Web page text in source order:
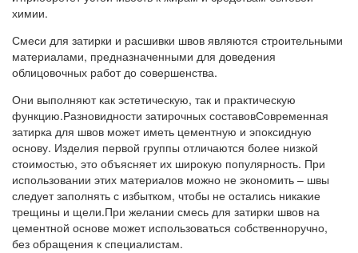
химии.
Смеси для затирки и расшивки швов являются строительными
материалами, предназначенными для доведения
облицовочных работ до совершенства.
Они выполняют как эстетическую, так и практическую
функцию.Разновидности затирочных составовСовременная
затирка для швов может иметь цементную и эпоксидную
основу. Изделия первой группы отличаются более низкой
стоимостью, это объясняет их широкую популярность. При
использовании этих материалов можно не экономить – швы
следует заполнять с избытком, чтобы не остались никакие
трещины и щели.При желании смесь для затирки швов на
цементной основе может использоваться собственноручно,
без обращения к специалистам.